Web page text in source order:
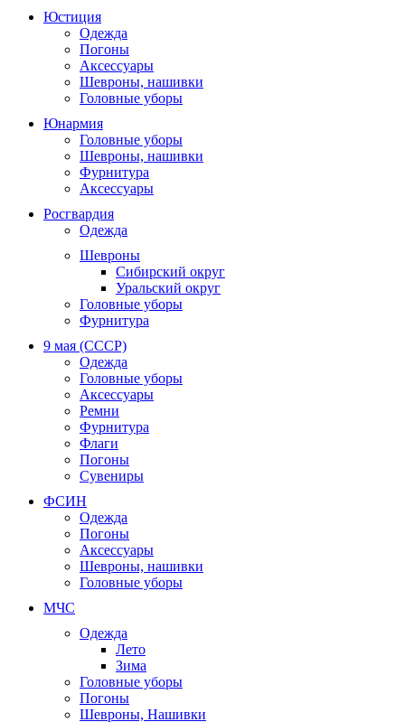
Юстиция
Одежда
Погоны
Аксессуары
Шевроны, нашивки
Головные уборы
Юнармия
Головные уборы
Шевроны, нашивки
Фурнитура
Аксессуары
Росгвардия
Одежда
Шевроны
Сибирский округ
Уральский округ
Головные уборы
Фурнитура
9 мая (СССР)
Одежда
Головные уборы
Аксессуары
Ремни
Фурнитура
Флаги
Погоны
Сувениры
ФСИН
Одежда
Погоны
Аксессуары
Шевроны, нашивки
Головные уборы
МЧС
Одежда
Лето
Зима
Головные уборы
Погоны
Шевроны, Нашивки